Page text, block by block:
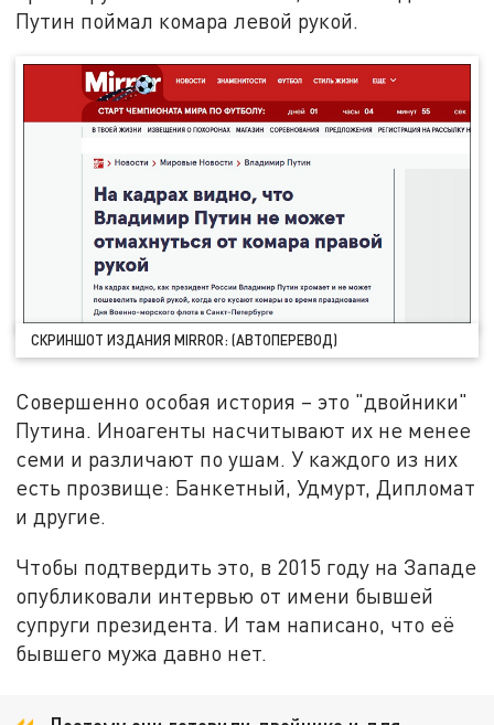
Путин поймал комара левой рукой.
СКРИНШОТ ИЗДАНИЯ MIRROR: (АВТОПЕРЕВОД)
Совершенно особая история – это "двойники"
Путина. Иноагенты насчитывают их не менее
семи и различают по ушам. У каждого из них
есть прозвище: Банкетный, Удмурт, Дипломат
и другие.
Чтобы подтвердить это, в 2015 году на Западе
опубликовали интервью от имени бывшей
супруги президента. И там написано, что её
бывшего мужа давно нет.